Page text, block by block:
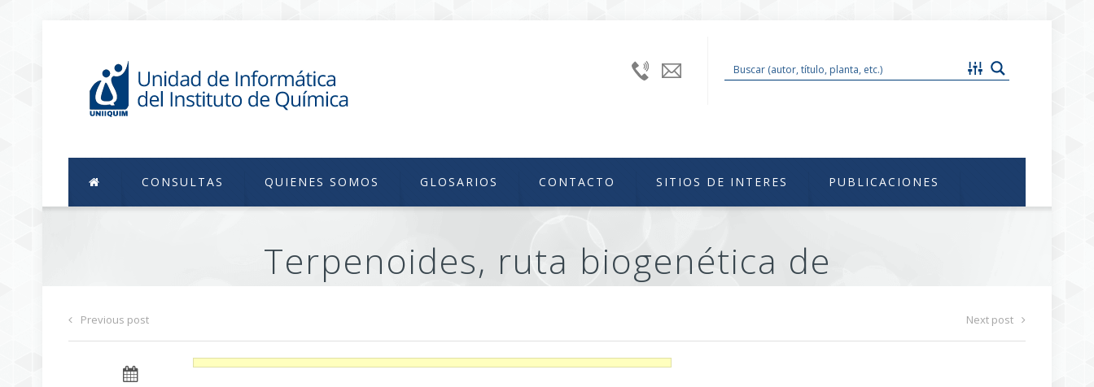
+52
uniiquim@unam.mx
CONSULTAS QUIENES SOMOS GLOSARIOS CONTACTO SITIOS DE INTERES PUBLICACIONES
Terpenoides, ruta biogenética de
Previous post Next post